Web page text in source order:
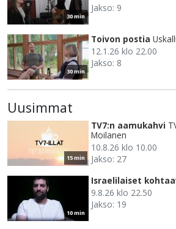
30 min
Jakso: 9
30 min
Toivon postia
12.1.26 klo 22.00
Jakso: 8
Uusimmat
15 min
TV7:n aamukahvi
Moilanen
10.8.26 klo 10.00
Jakso: 27
10 min
Israelilaiset
9.8.26 klo 22.50
Jakso: 19